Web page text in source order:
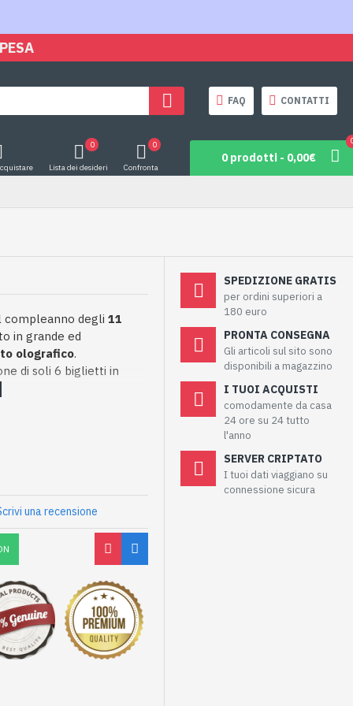
FAQ CONTATTI
Lista dei desideri
0
Confronta
0
0 prodotti - 0,00€
compleanno degli11
in grande ed
olografico.
di soli 6 biglietti in
una recensione
SPEDIZIONE GRATIS
per ordini superiori a
180 euro
PRONTA CONSEGNA
Gli articoli sul sito sono
disponibili a magazzino
I TUOI ACQUISTI
comodamente da casa
24 ore su 24 tutto
l'anno
SERVER CRIPTATO
I tuoi dati viaggiano su
connessione sicura